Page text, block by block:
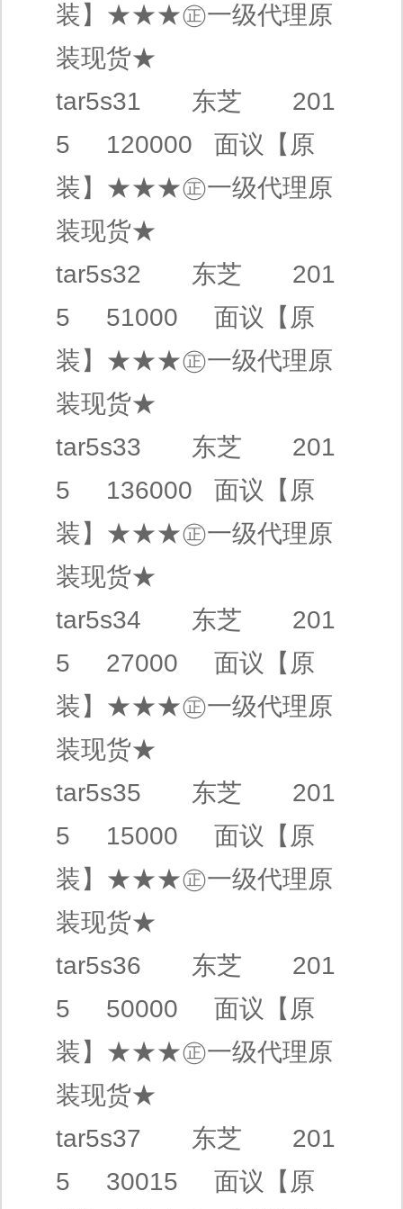
装】 ★★★㊣一级代理原
装现货★
tar5s31 东芝 201
5 120000 面议 【原
装】 ★★★㊣一级代理原
装现货★
tar5s32 东芝 201
5 51000 面议 【原
装】 ★★★㊣一级代理原
装现货★
tar5s33 东芝 201
5 136000 面议 【原
装】 ★★★㊣一级代理原
装现货★
tar5s34 东芝 201
5 27000 面议 【原
装】 ★★★㊣一级代理原
装现货★
tar5s35 东芝 201
5 15000 面议 【原
装】 ★★★㊣一级代理原
装现货★
tar5s36 东芝 201
5 50000 面议 【原
装】 ★★★㊣一级代理原
装现货★
tar5s37 东芝 201
5 30015 面议 【原